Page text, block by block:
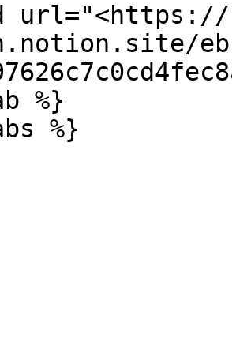
%}
%}